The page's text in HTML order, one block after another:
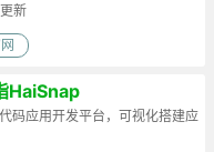
新
HaiSnap
码应用开发平台，可视化搭建应